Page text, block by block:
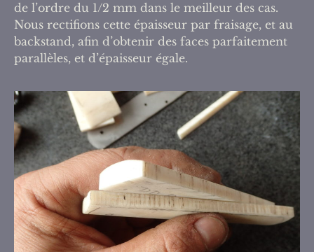
de l’ordre du 1/2 mm dans le meilleur des cas.
Nous rectifions cette épaisseur par fraisage, et au
backstand, afin d’obtenir des faces parfaitement
parallèles, et d’épaisseur égale.